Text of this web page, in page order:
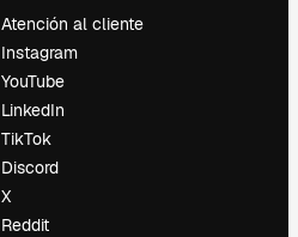
Atención al cliente
Instagram
YouTube
LinkedIn
TikTok
Discord
X
Reddit